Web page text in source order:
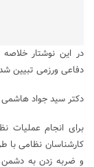
در این نوشتار
دفاعی ورزمی تبیین
دکتر سید جواد
برای انجام عملیات
کارشناسان نظامی با
و ضربه زدن به دشمن